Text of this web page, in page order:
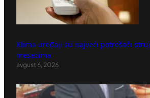
Klima uređaji su najveći potrošači
mesecima
avgust 6, 2026